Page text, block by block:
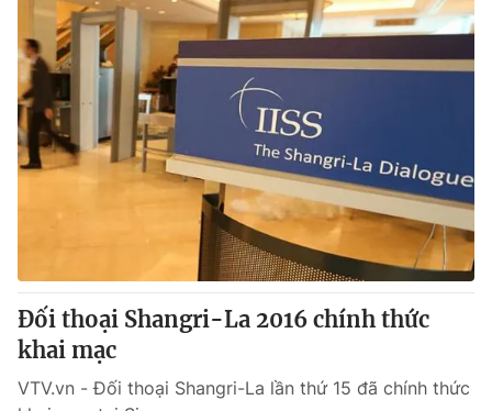
Đối thoại Shangri-La 2016 chính thức
khai mạc
VTV.vn - Đối thoại Shangri-La lần thứ 15 đã chính thức